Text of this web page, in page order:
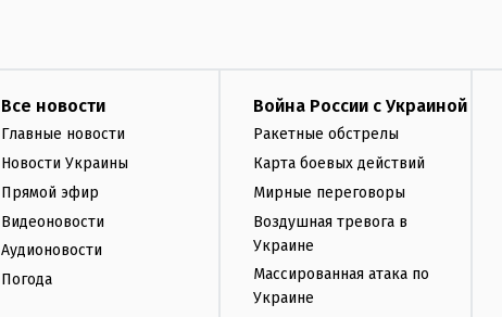
Все новости
Главные новости
Новости Украины
Прямой эфир
Видеоновости
Аудионовости
Погода
Война России с Украиной
Ракетные обстрелы
Карта боевых действий
Мирные переговоры
Воздушная тревога в
Украине
Массированная атака по
Украине